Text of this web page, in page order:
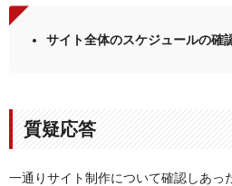
サイト全体のスケジュールの確
質疑応答
一通りサイト制作について確認しあっ